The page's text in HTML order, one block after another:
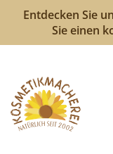
Entdecken Sie
Sie einen
-